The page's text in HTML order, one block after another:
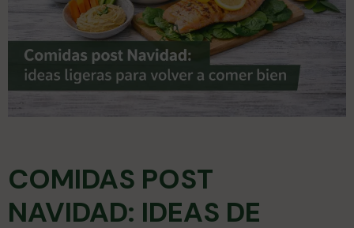
COMIDAS POST
NAVIDAD: IDEAS DE